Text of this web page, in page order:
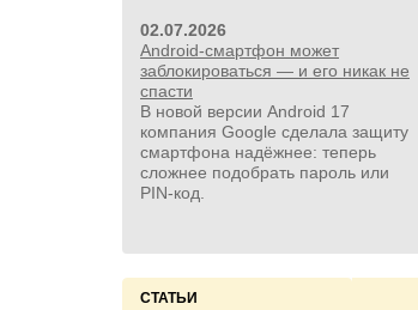
02.07.2026
Android-смартфон может
заблокироваться — и его никак не
спасти
В новой версии Android 17
компания Google сделала защиту
смартфона надёжнее: теперь
сложнее подобрать пароль или
PIN‑код.
СТАТЬИ